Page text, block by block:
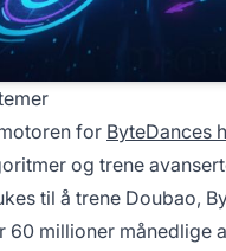
for ByteDances
og trene
til å trene Doubao,
60 millioner